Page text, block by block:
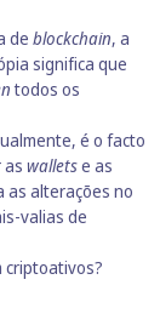
de blockchain, a
significa que
todos os
é o facto
as walletse as
as alterações no
valias de
criptoativos?